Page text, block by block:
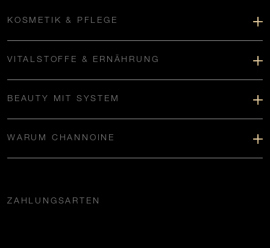
KOSMETIK & PFLEGE
VITALSTOFFE & ERNÄHRUNG
BEAUTY MIT SYSTEM
WARUM CHANNOINE
ZAHLUNGSARTEN